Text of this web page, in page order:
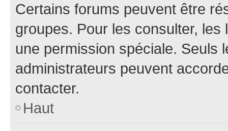
Certains forums peuvent être
groupes. Pour les consulter,
une permission spéciale. Seuls
administrateurs peuvent
contacter.
Haut